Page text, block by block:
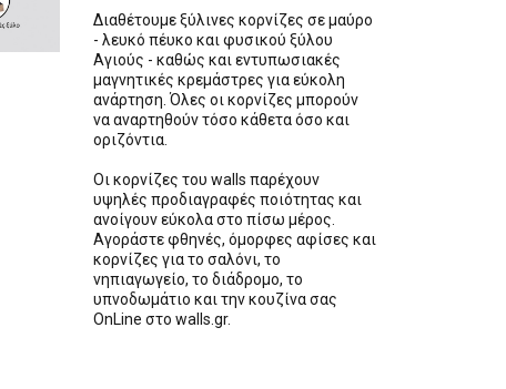
Διαθέτουμε ξύλινες κορνίζες σε μαύρο
- λευκό πέυκο και φυσικού ξύλου
Αγιούς - καθώς και εντυπωσιακές
μαγνητικές κρεμάστρες για εύκολη
ανάρτηση. Όλες οι κορνίζες μπορούν
να αναρτηθούν τόσο κάθετα όσο και
οριζόντια.
Οι κορνίζες του walls παρέχουν
υψηλές προδιαγραφές ποιότητας και
ανοίγουν εύκολα στο πίσω μέρος.
Αγοράστε φθηνές, όμορφες αφίσες και
κορνίζες για το σαλόνι, το
νηπιαγωγείο, το διάδρομο, το
υπνοδωμάτιο και την κουζίνα σας
OnLine στο walls.gr.